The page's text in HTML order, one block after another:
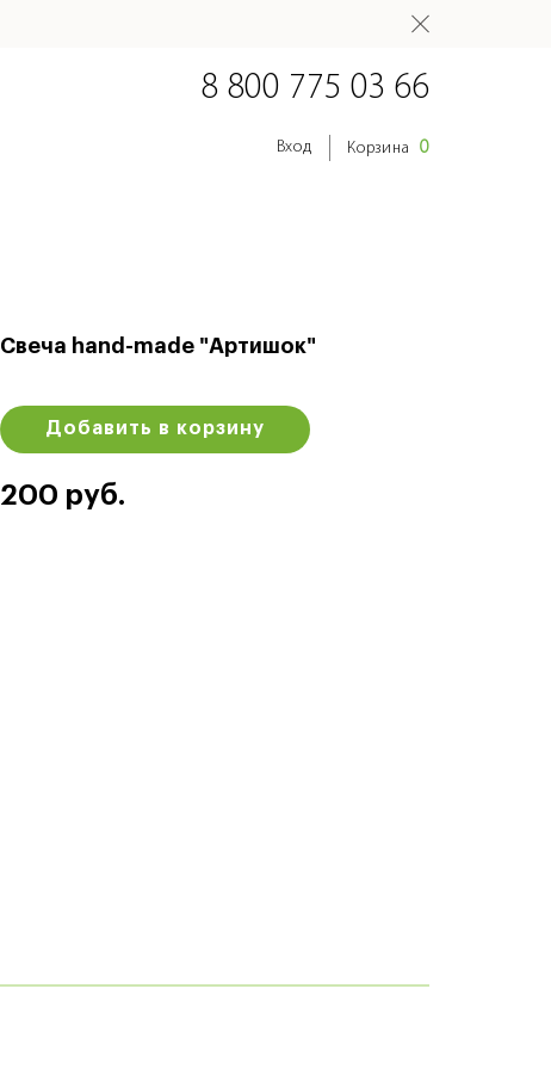
8 800 775 03 66
Вход Корзина 0
Свеча hand-made "Артишок"
Добавить в корзину
200 руб.